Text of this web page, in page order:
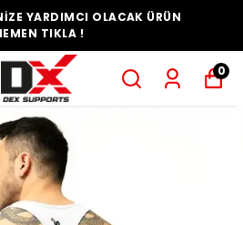
YARDIMCI OLACAK ÜRÜN
TIKLA !
0